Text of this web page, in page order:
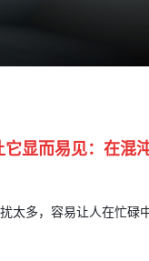
显而易见： 在混
太多，容易让人在忙碌